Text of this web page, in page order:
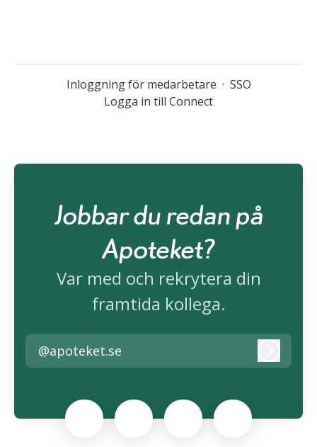
Inloggning för medarbetare · SSO
Logga in till Connect
Jobbar du redan på
Apoteket?
Var med och rekrytera din
framtida kollega.
@apoteket.se